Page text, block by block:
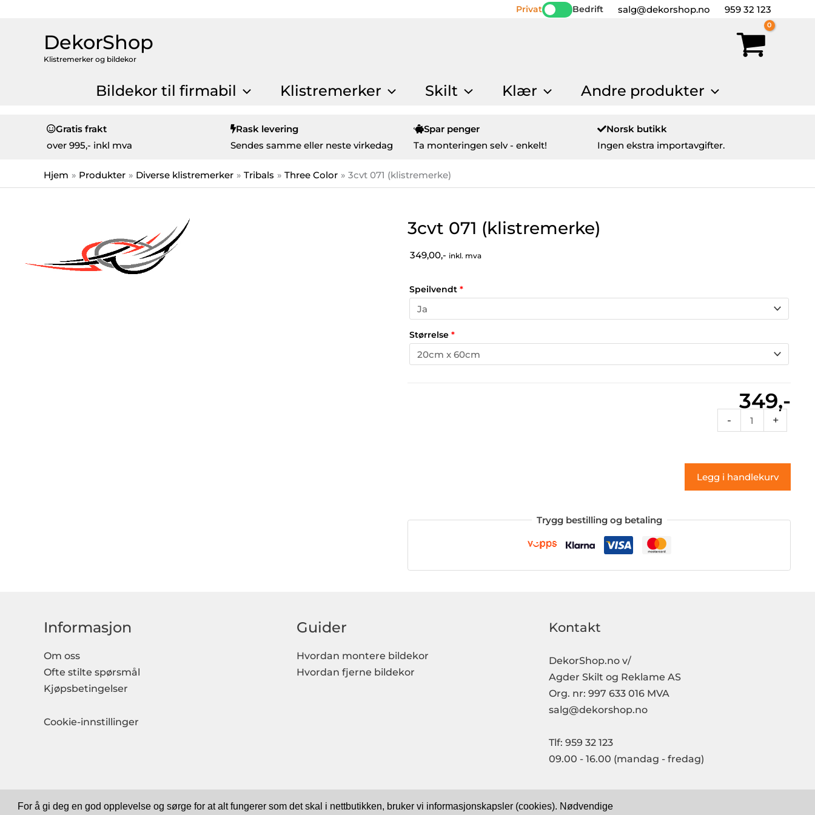
For å gi deg en god opplevelse og sørge for at alt fungerer som det skal i nettbutikken, bruker vi informasjonskapsler (cookies). Nødvendige
Privat Bedrift salg@dekorshop.no 959 32 123
DekorShop
Klistremerker og bildekor
Bildekor til firmabil Klistremerker Skilt Klær Andre produkter
Gratis frakt
over 995,- inkl mva
Rask levering
Sendes samme eller neste virkedag
Spar penger
Ta monteringen selv - enkelt!
Norsk butikk
Ingen ekstra importavgifter.
Hjem Produkter Diverse klistremerker Tribals Three Color 3cvt 071 (klistremerke)
3cvt 071 (klistremerke)
349,00,- inkl. mva
Speilvendt *
Størrelse *
349,-
-
071
antall
+
Legg i handlekurv
Trygg bestilling og betaling
Informasjon
Om oss
Ofte stilte spørsmål
Kjøpsbetingelser
Cookie-innstillinger
Guider
Hvordan montere bildekor
Hvordan fjerne bildekor
Kontakt
DekorShop.no v/
Agder Skilt og Reklame AS
Org. nr: 997 633 016 MVA
salg@dekorshop.no
Tlf: 959 32 123
09.00 - 16.00 (mandag - fredag)